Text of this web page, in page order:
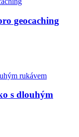
geocaching
s dlouhým